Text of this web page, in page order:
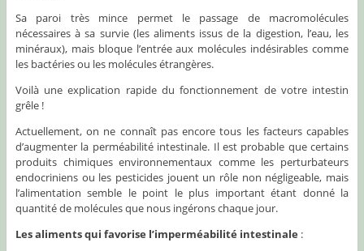
Sa paroi très mince permet le passage de macromolécules
nécessaires à sa survie (les aliments issus de la digestion, l’eau, les
minéraux), mais bloque l’entrée aux molécules indésirables comme
les bactéries ou les molécules étrangères.
Voilà une explication rapide du fonctionnement de votre intestin
grêle !
Actuellement, on ne connaît pas encore tous les facteurs capables
d’augmenter la perméabilité intestinale. Il est probable que certains
produits chimiques environnementaux comme les perturbateurs
endocriniens ou les pesticides jouent un rôle non négligeable, mais
l’alimentation semble le point le plus important étant donné la
quantité de molécules que nous ingérons chaque jour.
Les aliments qui favorise l’imperméabilité intestinale :